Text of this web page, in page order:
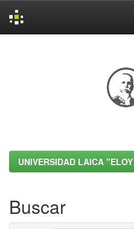
UNIVERSIDAD LAICA
Buscar